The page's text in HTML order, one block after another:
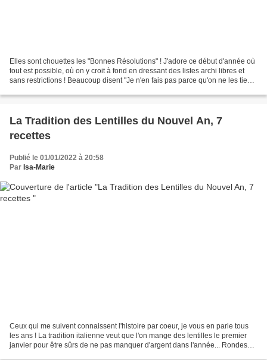
Elles sont chouettes les "Bonnes Résolutions" ! J'adore ce début d'année où
tout est possible, où on y croit à fond en dressant des listes archi libres et
sans restrictions ! Beaucoup disent "Je n'en fais pas parce qu'on ne les tient
La Tradition des Lentilles du Nouvel An, 7
recettes
Publié le 01/01/2022 à 20:58
Par Isa-Marie
Ceux qui me suivent connaissent l'histoire par coeur, je vous en parle tous
les ans ! La tradition italienne veut que l'on mange des lentilles le premier
janvier pour être sûrs de ne pas manquer d'argent dans l'année... Rondes